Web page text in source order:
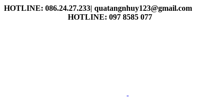
HOTLINE: 086.24.27.233| quatangnhuy123@gmail.com
HOTLINE: 097 8585 077